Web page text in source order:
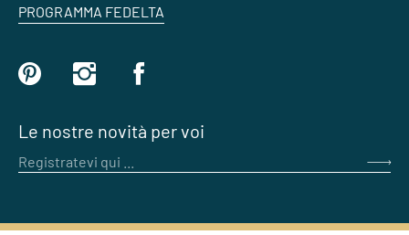
PROGRAMMA FEDELTA
Le nostre novità per voi
Registratevi qui ...